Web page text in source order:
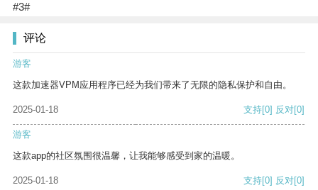
#3#
评论
游客
这款加速器VPM应用程序已经为我们带来了无限的隐私保护和自由。
2025-01-18 支持[0] 反对[0]
游客
这款app的社区氛围很温馨，让我能够感受到家的温暖。
2025-01-18 支持[0] 反对[0]